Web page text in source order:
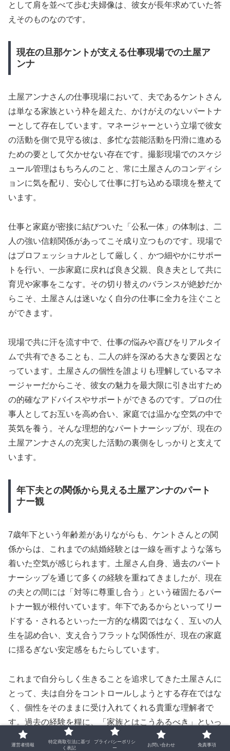
として肩を並べて歩む夫婦像は、彼女が長年求めていた答
えそのものなのです。
現在の旦那ケントが支える仕事現場での土屋ア
ンナ
土屋アンナさんの仕事現場において、夫であるケントさん
は単なる家族という枠を超えた、かけがえのないパートナ
ーとして存在しています。マネージャーという立場で彼女
の活動を側で見守る彼は、多忙な芸能活動を円滑に進める
ための要として欠かせない存在です。撮影現場でのスケジ
ュール管理はもちろんのこと、常に土屋さんのコンディシ
ョンに気を配り、安心して仕事に打ち込める環境を整えて
います。
仕事と家庭が密接に結びついた「公私一体」の体制は、二
人の強い信頼関係があってこそ成り立つものです。現場で
はプロフェッショナルとして厳しく、かつ細やかにサポー
トを行い、一歩家庭に戻れば良き父親、良き夫として共に
育児や家事をこなす。その切り替えのバランスが絶妙だか
らこそ、土屋さんは迷いなく自分の仕事に全力を注ぐこと
ができます。
現場で共に汗を流す中で、仕事の悩みや喜びをリアルタイ
ムで共有できることも、二人の絆を深める大きな要因とな
っています。土屋さんの個性を誰よりも理解しているマネ
ージャーだからこそ、彼女の魅力を最大限に引き出すため
の的確なアドバイスやサポートができるのです。プロの仕
事人としてお互いを高め合い、家庭では温かな空気の中で
英気を養う。そんな理想的なパートナーシップが、現在の
土屋アンナさんの充実した活動の裏側をしっかりと支えて
います。
年下夫との関係から見える土屋アンナのパート
ナー観
7歳年下という年齢差がありながらも、ケントさんとの関
係からは、これまでの結婚経験とは一線を画すような落ち
着いた空気が感じられます。土屋さん自身、過去のパート
ナーシップを通じて多くの経験を重ねてきましたが、現在
の夫との間には「対等に尊重し合う」という確固たるパー
トナー観が根付いています。年下であるからといってリー
ドする・されるといった一方的な構図ではなく、互いの人
生を認め合い、支え合うフラットな関係性が、現在の家庭
に揺るぎない安定感をもたらしています。
これまで自分らしく生きることを追求してきた土屋さんに
とって、夫は自分をコントロールしようとする存在ではな
く、個性をそのままに受け入れてくれる貴重な理解者で
す。過去の経験を糧に、「家族とはこうあるべき」といっ
た固定観念にとらわれることなく、今の自分たちに合った
運営者情報
特定商取引法に基づ
く表記
プライバシーポリシ
ー
お問い合わせ 免責事項